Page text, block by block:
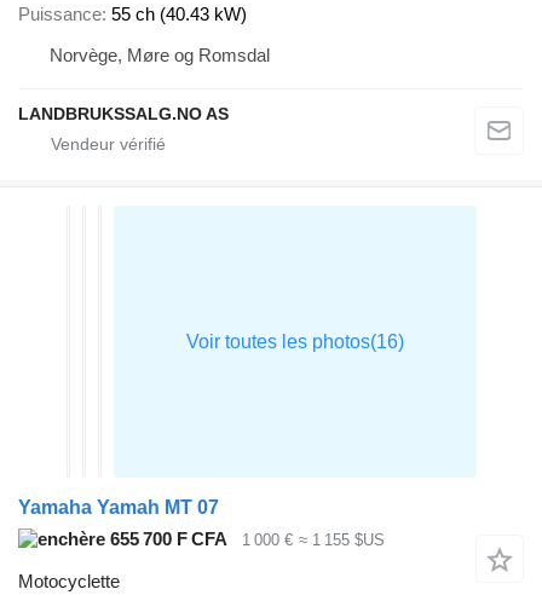
Puissance 55 ch (40.43 kW)
Norvège, Møre og Romsdal
LANDBRUKSSALG.NO AS
Yamaha Yamah MT 07
655 700 F CFA
1 000 € ≈ 1 155 $US
Motocyclette